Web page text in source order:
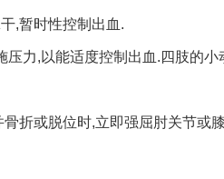
,暂时性控制出血.
力,以能适度控制出血.四肢的
折或脱位时,立即强屈肘关节或